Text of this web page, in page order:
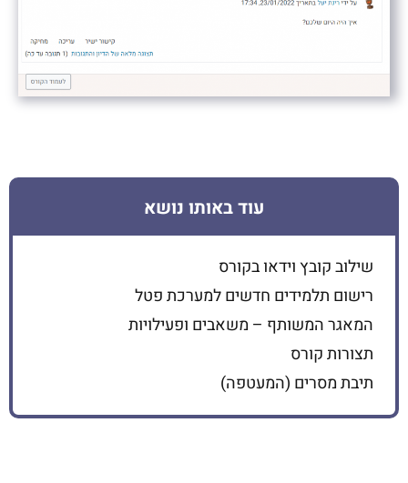
עוד באותו נושא
שילוב קובץ וידאו בקורס
רישום תלמידים חדשים למערכת פטל
המאגר המשותף – משאבים ופעילויות
תצורות קורס
תיבת מסרים (המעטפה)